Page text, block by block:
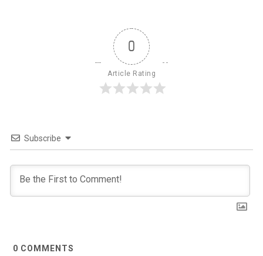
0
Article Rating
Subscribe
0 COMMENTS